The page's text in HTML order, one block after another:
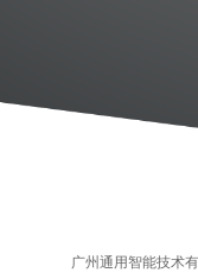
广州通用智能技术